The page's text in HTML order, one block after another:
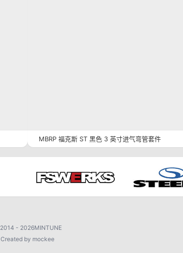
MBRP 福克斯 ST 黑色 3 英寸进气弯管套件
2014 - 2026MINTUNE
Created by mockee